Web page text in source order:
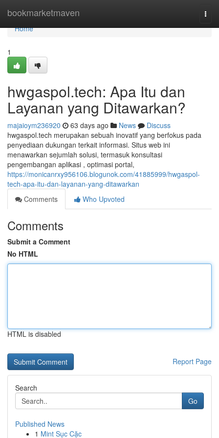
bookmarketmaven
Home
Home
1
hwgaspol.tech: Apa Itu dan
Layanan yang Ditawarkan?
majaioym236920 63 days ago News
Discuss
hwgaspol.tech merupakan sebuah inovatif yang berfokus pada
penyediaan dukungan terkait informasi. Situs web ini
menawarkan sejumlah solusi, termasuk konsultasi
pengembangan aplikasi , optimasi portal,
https://monicanrxy956106.blogunok.com/41885999/hwgaspol-
tech-apa-itu-dan-layanan-yang-ditawarkan
Comments
Who Upvoted
Comments
Submit a Comment
No HTML
HTML is disabled
Report Page
Search
Go
Published News
1 Mint Sục Cặc